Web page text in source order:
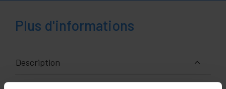
Plus d'informations
Description